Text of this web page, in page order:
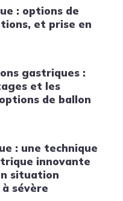
: options de
et prise en
gastriques :
et les
de ballon
: une technique
innovante
situation
sévère